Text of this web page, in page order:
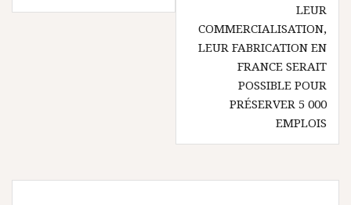
LEUR
COMMERCIALISATION,
LEUR FABRICATION EN
FRANCE SERAIT
POSSIBLE POUR
PRÉSERVER 5 000
EMPLOIS